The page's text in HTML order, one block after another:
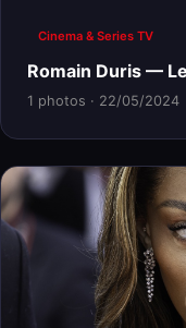
Cinema & Series TV
Romain Duris —
1 photos · 22/05/2024